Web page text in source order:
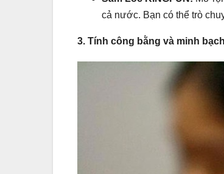
cả nước. Bạn có thể trò
3. Tính công bằng và minh bạch